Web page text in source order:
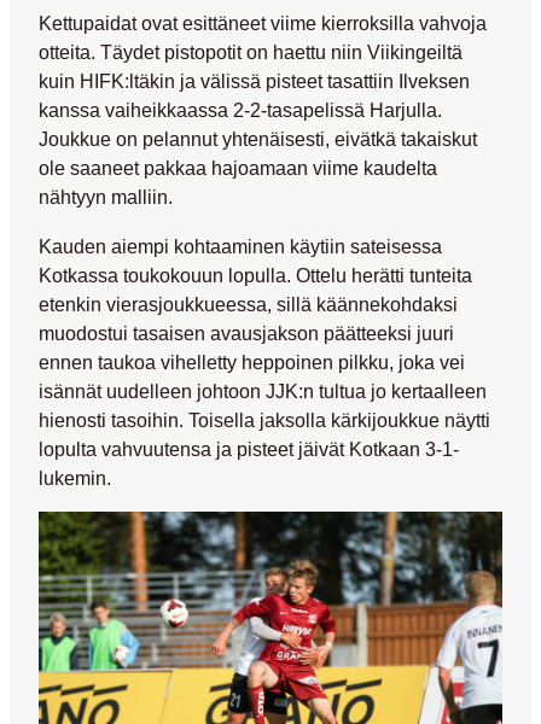
Kettupaidat ovat esittäneet viime kierroksilla vahvoja
otteita. Täydet pistopotit on haettu niin Viikingeiltä
kuin HIFK:ltäkin ja välissä pisteet tasattiin Ilveksen
kanssa vaiheikkaassa 2-2-tasapelissä Harjulla.
Joukkue on pelannut yhtenäisesti, eivätkä takaiskut
ole saaneet pakkaa hajoamaan viime kaudelta
nähtyyn malliin.
Kauden aiempi kohtaaminen käytiin sateisessa
Kotkassa toukokouun lopulla. Ottelu herätti tunteita
etenkin vierasjoukkueessa, sillä käännekohdaksi
muodostui tasaisen avausjakson päätteeksi juuri
ennen taukoa vihelletty heppoinen pilkku, joka vei
isännät uudelleen johtoon JJK:n tultua jo kertaalleen
hienosti tasoihin. Toisella jaksolla kärkijoukkue näytti
lopulta vahvuutensa ja pisteet jäivät Kotkaan 3-1-
lukemin.